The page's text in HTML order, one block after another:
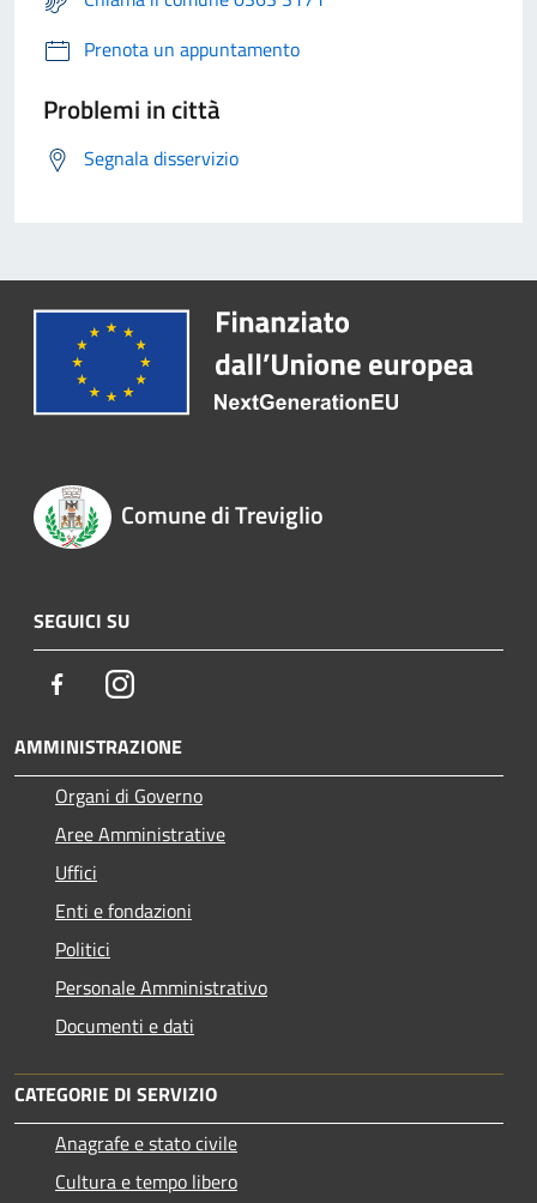
Prenota un appuntamento
Problemi in città
Segnala disservizio
Comune di Treviglio
SEGUICI SU
FacebookInstagram
AMMINISTRAZIONE
Organi di Governo
Aree Amministrative
Uffici
Enti e fondazioni
Politici
Personale Amministrativo
Documenti e dati
CATEGORIE DI SERVIZIO
Anagrafe e stato civile
Cultura e tempo libero